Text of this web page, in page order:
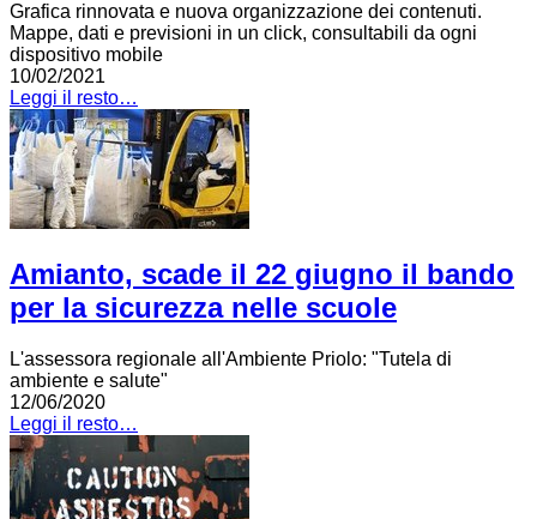
Grafica rinnovata e nuova organizzazione dei contenuti.
Mappe, dati e previsioni in un click, consultabili da ogni
dispositivo mobile
10/02/2021
Leggi il resto…
Amianto, scade il 22 giugno il bando
per la sicurezza nelle scuole
L'assessora regionale all'Ambiente Priolo: "Tutela di
ambiente e salute"
12/06/2020
Leggi il resto…